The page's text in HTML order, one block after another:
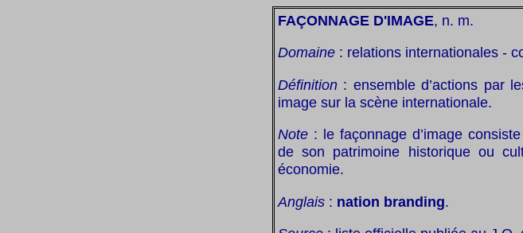
FAÇONNAGE D'IMAGE, n. m.
Domaine : relations internationales -
Définition : ensemble d’actions par
image sur la scène internationale.
Note : le façonnage d’image
de son patrimoine historique ou
économie.
Anglais : nation branding.